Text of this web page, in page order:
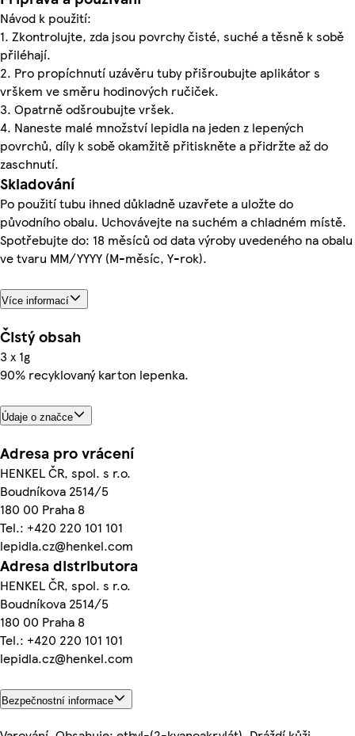
Návod k použití:
1. Zkontrolujte, zda jsou povrchy čisté, suché a těsně k sobě
přiléhají.
2. Pro propíchnutí uzávěru tuby přišroubujte aplikátor s
vrškem ve směru hodinových ručiček.
3. Opatrně odšroubujte vršek.
4. Naneste malé množství lepidla na jeden z lepených
povrchů, díly k sobě okamžitě přitiskněte a přidržte až do
zaschnutí.
Skladování
Po použití tubu ihned důkladně uzavřete a uložte do
původního obalu. Uchovávejte na suchém a chladném místě.
Spotřebujte do: 18 měsíců od data výroby uvedeného na obalu
ve tvaru MM/YYYY (M-měsíc, Y-rok).
Více informací
Čistý obsah
3 x 1g
90% recyklovaný karton lepenka.
Údaje o značce
Adresa pro vrácení
HENKEL ČR, spol. s r.o.
Boudníkova 2514/5
180 00 Praha 8
Tel.: +420 220 101 101
lepidla.cz@henkel.com
Adresa distributora
HENKEL ČR, spol. s r.o.
Boudníkova 2514/5
180 00 Praha 8
Tel.: +420 220 101 101
lepidla.cz@henkel.com
Bezpečnostní informace